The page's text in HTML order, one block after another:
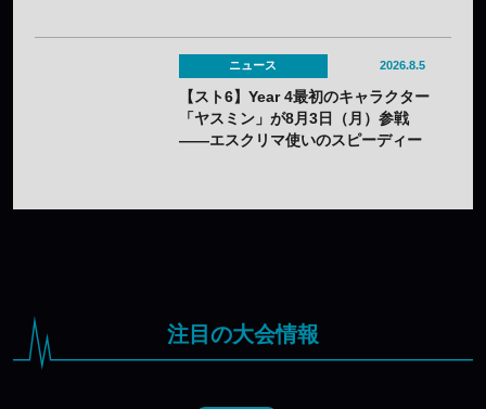
ニュース 2026.8.5
【スト6】Year 4最初のキャラクター
「ヤスミン」が8月3日（月）参戦
——エスクリマ使いのスピーディー
注目の大会情報